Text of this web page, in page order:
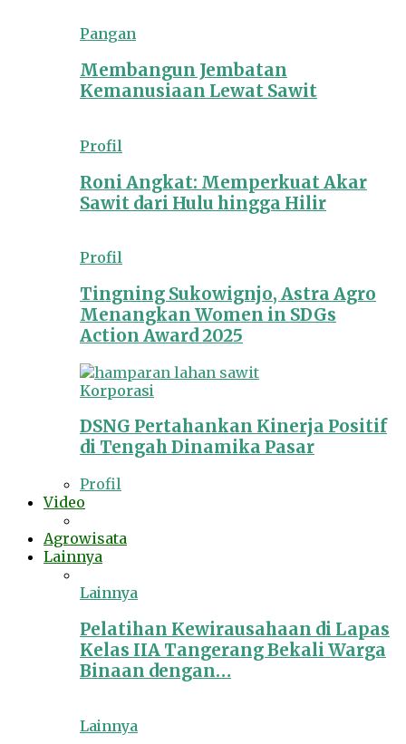
Pangan
Membangun Jembatan
Kemanusiaan Lewat Sawit
Profil
Roni Angkat: Memperkuat Akar
Sawit dari Hulu hingga Hilir
Profil
Tingning Sukowignjo, Astra Agro
Menangkan Women in SDGs
Action Award 2025
Korporasi
DSNG Pertahankan Kinerja Positif
di Tengah Dinamika Pasar
Profil
Video
Agrowisata
Lainnya
Lainnya
Pelatihan Kewirausahaan di Lapas
Kelas IIA Tangerang Bekali Warga
Binaan dengan…
Lainnya